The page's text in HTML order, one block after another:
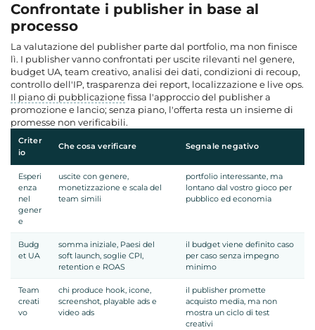
Confrontate i publisher in base al
processo
La valutazione del publisher parte dal portfolio, ma non finisce
lì. I publisher vanno confrontati per uscite rilevanti nel genere,
budget UA, team creativo, analisi dei dati, condizioni di recoup,
controllo dell'IP, trasparenza dei report, localizzazione e live ops.
Il piano di pubblicazionefissa l'approccio del publisher a
promozione e lancio; senza piano, l'offerta resta un insieme di
promesse non verificabili.
Criter
io
Che cosa verificare Segnale negativo
Esperi
enza
nel
gener
e
uscite con genere,
monetizzazione e scala del
team simili
portfolio interessante, ma
lontano dal vostro gioco per
pubblico ed economia
Budg
et UA
somma iniziale, Paesi del
soft launch, soglie CPI,
retention e ROAS
il budget viene definito caso
per caso senza impegno
minimo
Team
creati
vo
chi produce hook, icone,
screenshot, playable ads e
video ads
il publisher promette
acquisto media, ma non
mostra un ciclo di test
creativi